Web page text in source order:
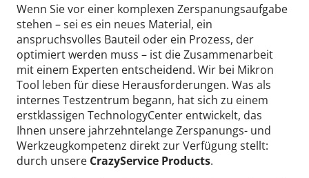
Wenn Sie vor einer komplexen Zerspanungsaufgabe
stehen – sei es ein neues Material, ein
anspruchsvolles Bauteil oder ein Prozess, der
optimiert werden muss – ist die Zusammenarbeit
mit einem Experten entscheidend. Wir bei Mikron
Tool leben für diese Herausforderungen. Was als
internes Testzentrum begann, hat sich zu einem
erstklassigen TechnologyCenter entwickelt, das
Ihnen unsere jahrzehntelange Zerspanungs- und
Werkzeugkompetenz direkt zur Verfügung stellt:
durch unsere CrazyService Products.